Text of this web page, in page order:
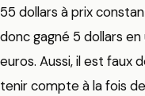
55 dollars à prix
donc gagné 5 dollars
euros. Aussi, il est faux
tenir compte à la fois